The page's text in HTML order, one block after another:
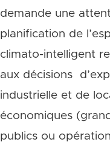
demande une
planification de
climato-intelligent
aux décisions
industrielle et de
économiques
publics ou